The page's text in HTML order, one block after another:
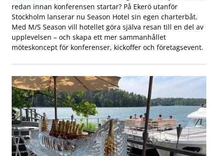
redan innan konferensen startar? På Ekerö utanför
Stockholm lanserar nu Season Hotel sin egen charterbåt.
Med M/S Season vill hotellet göra själva resan till en del av
upplevelsen – och skapa ett mer sammanhållet
möteskoncept för konferenser, kickoffer och företagsevent.